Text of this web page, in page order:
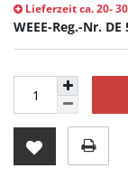
Lieferzeit ca. 20-
WEEE-Reg.-Nr. DE